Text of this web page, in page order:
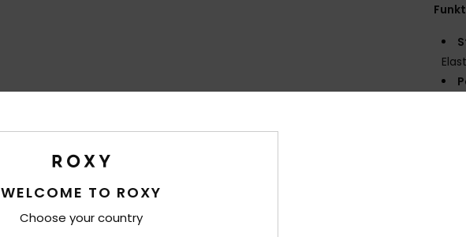
WELCOME TO ROXY
Choose your country